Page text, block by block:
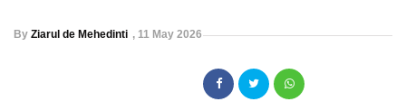
By Ziarul de Mehedinti , 11 May 2026